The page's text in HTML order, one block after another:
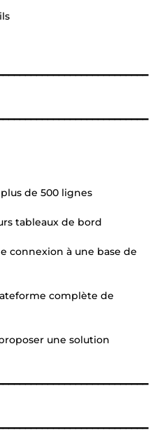
de 500 lignes
tableaux de bord
connexion à une base de
complète de
une solution